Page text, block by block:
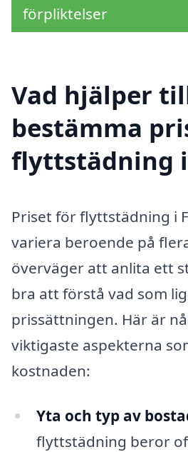
förpliktelser
Vad hjälper
bestämma
flyttstädning i
Priset för flyttstädning i
variera beroende på
överväger att anlita ett
bra att förstå vad som
prissättningen. Här är
viktigaste aspekterna
kostnaden:
Yta och typ av
flyttstädning beror